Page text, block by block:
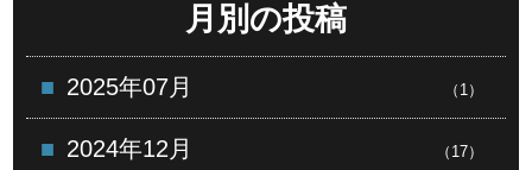
月別の投稿
2025年07月 （1）
2024年12月 （17）